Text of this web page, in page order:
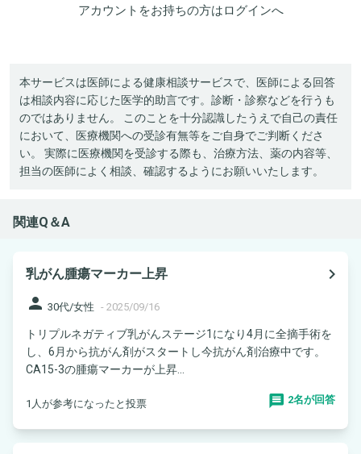
アカウントをお持ちの方はログインへ
本サービスは医師による健康相談サービスで、医師による回答
は相談内容に応じた医学的助言です。診断・診察などを行うも
のではありません。 このことを十分認識したうえで自己の責任
において、医療機関への受診有無等をご自身でご判断くださ
い。 実際に医療機関を受診する際も、治療方法、薬の内容等、
担当の医師によく相談、確認するようにお願いいたします。
関連Q＆A
乳がん腫瘍マーカー上昇
navigate_next
person 30代/女性 - 2025/09/16
トリプルネガティブ乳がんステージ1になり4月に全摘手術を
し、6月から抗がん剤がスタートし今抗がん剤治療中です。
CA15-3の腫瘍マーカーが上昇...
1人が参考になったと投票 2名が回答